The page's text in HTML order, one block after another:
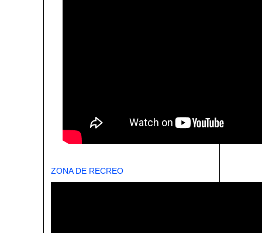
ZONA DE RECREO